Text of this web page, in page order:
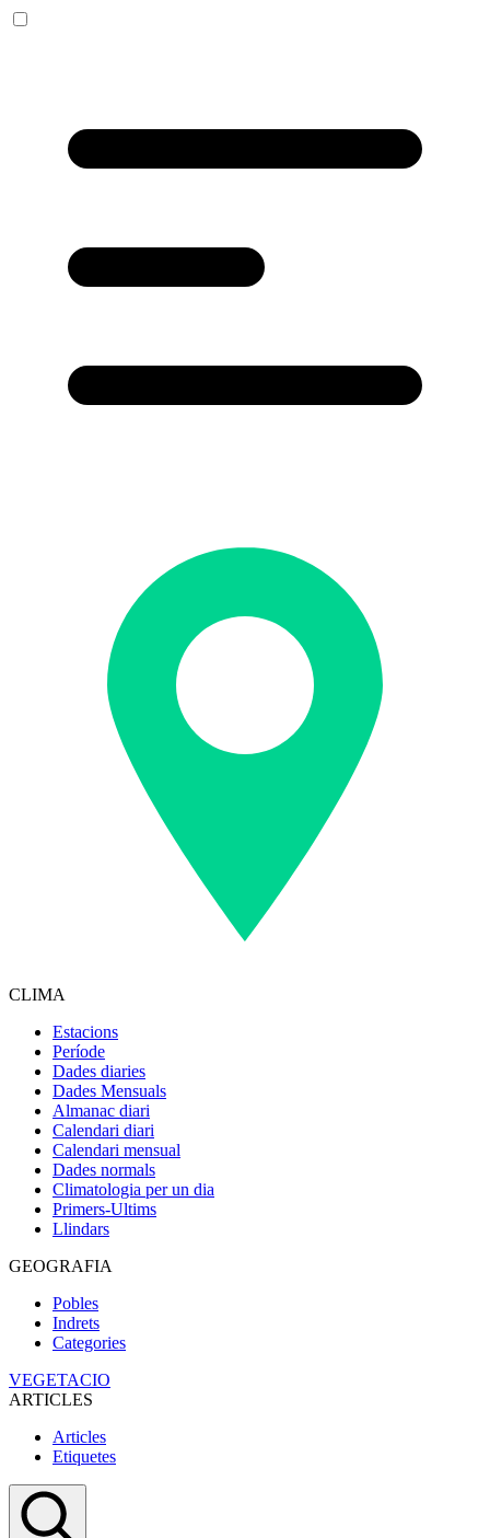
CLIMA
Estacions
Període
Dades diaries
Dades Mensuals
Almanac diari
Calendari diari
Calendari mensual
Dades normals
Climatologia per un dia
Primers-Ultims
Llindars
GEOGRAFIA
Pobles
Indrets
Categories
VEGETACIO
ARTICLES
Articles
Etiquetes